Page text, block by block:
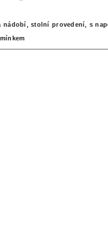
nádobí, stolní provedení, s